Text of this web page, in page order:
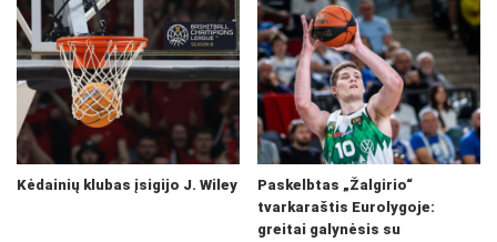
Kėdainių klubas įsigijo J. Wiley
Paskelbtas „Žalgirio“
tvarkaraštis Eurolygoje:
greitai galynėsis su